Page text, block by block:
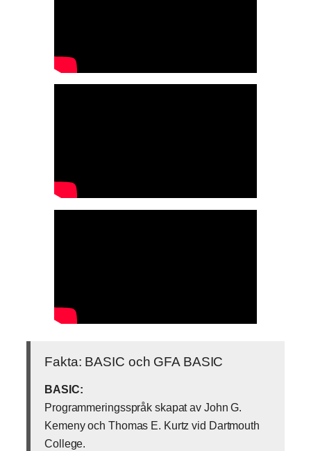
Fakta: BASIC och GFA BASIC
BASIC:
Programmeringsspråk skapat av John G.
Kemeny och Thomas E. Kurtz vid Dartmouth
College.